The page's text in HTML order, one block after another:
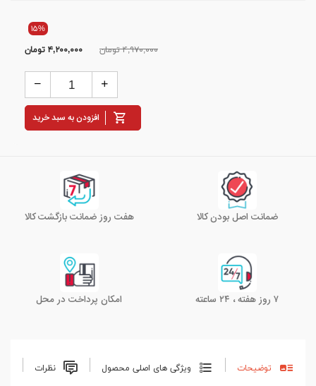
۱۵%
۴,۹۷۰,۰۰۰ تومان ۴,۲۰۰,۰۰۰تومان
افزودن به سبد خرید
ضمانت اصل بودن کالا هفت روز ضمانت بازگشت کالا
۷ روز هفته ، ۲۴ ساعته امکان پرداخت در محل
توضیحات ویژگی های اصلی محصول نظرات